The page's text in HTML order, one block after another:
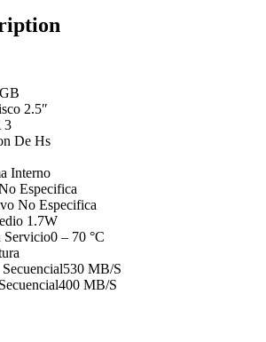
2.5″
3
De Hs
Interno
Especifica
No Especifica
1.7W
Servicio0 – 70 °C
MB/S
MB/S